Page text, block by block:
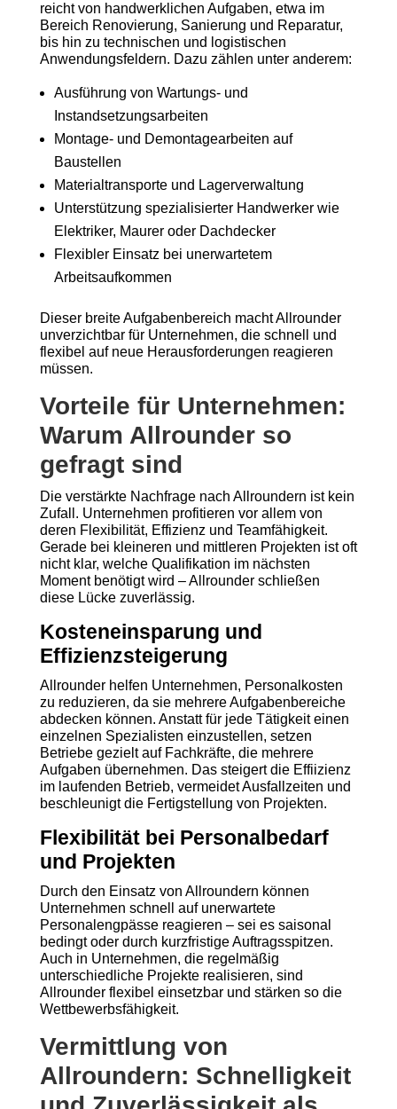
reicht von handwerklichen Aufgaben, etwa im
Bereich Renovierung, Sanierung und Reparatur,
bis hin zu technischen und logistischen
Anwendungsfeldern. Dazu zählen unter anderem:
Ausführung von Wartungs- und
Instandsetzungsarbeiten
Montage- und Demontagearbeiten auf
Baustellen
Materialtransporte und Lagerverwaltung
Unterstützung spezialisierter Handwerker wie
Elektriker, Maurer oder Dachdecker
Flexibler Einsatz bei unerwartetem
Arbeitsaufkommen
Dieser breite Aufgabenbereich macht Allrounder
unverzichtbar für Unternehmen, die schnell und
flexibel auf neue Herausforderungen reagieren
müssen.
Vorteile für Unternehmen:
Warum Allrounder so
gefragt sind
Die verstärkte Nachfrage nach Allroundern ist kein
Zufall. Unternehmen profitieren vor allem von
deren Flexibilität, Effizienz und Teamfähigkeit.
Gerade bei kleineren und mittleren Projekten ist oft
nicht klar, welche Qualifikation im nächsten
Moment benötigt wird – Allrounder schließen
diese Lücke zuverlässig.
Kosteneinsparung und
Effizienzsteigerung
Allrounder helfen Unternehmen, Personalkosten
zu reduzieren, da sie mehrere Aufgabenbereiche
abdecken können. Anstatt für jede Tätigkeit einen
einzelnen Spezialisten einzustellen, setzen
Betriebe gezielt auf Fachkräfte, die mehrere
Aufgaben übernehmen. Das steigert die Effiizienz
im laufenden Betrieb, vermeidet Ausfallzeiten und
beschleunigt die Fertigstellung von Projekten.
Flexibilität bei Personalbedarf
und Projekten
Durch den Einsatz von Allroundern können
Unternehmen schnell auf unerwartete
Personalengpässe reagieren – sei es saisonal
bedingt oder durch kurzfristige Auftragsspitzen.
Auch in Unternehmen, die regelmäßig
unterschiedliche Projekte realisieren, sind
Allrounder flexibel einsetzbar und stärken so die
Wettbewerbsfähigkeit.
Vermittlung von
Allroundern: Schnelligkeit